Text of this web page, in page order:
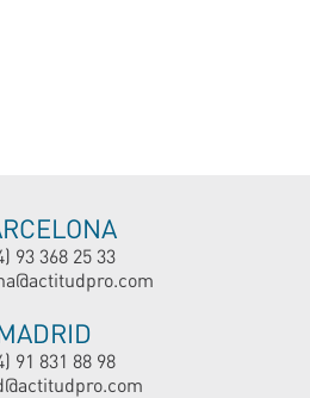
93 368 25 33
91 831 88 98